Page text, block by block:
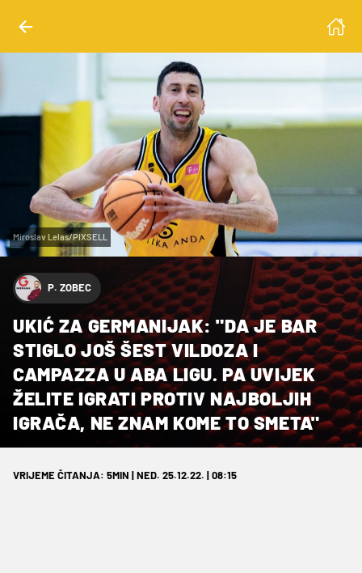
Miroslav Lelas/PIXSELL
P. ZOBEC
UKIĆ ZA GERMANIJAK: "DA JE BAR
STIGLO JOŠ ŠEST VILDOZA I
CAMPAZZA U ABA LIGU. PA UVIJEK
ŽELITE IGRATI PROTIV NAJBOLJIH
IGRAČA, NE ZNAM KOME TO SMETA"
VRIJEME ČITANJA: 5MIN | NED. 25.12.22. | 08:15